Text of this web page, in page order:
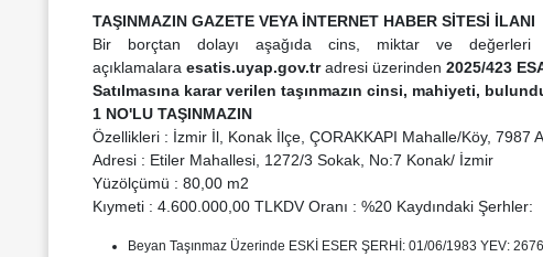
TAŞINMAZIN GAZETE VEYA İNTERNET HABER SİTESİ İLANI
Bir borçtan dolayı aşağıda cins, miktar ve değerleri
açıklamalara esatis.uyap.gov.tradresi üzerinden 2025/423
Satılmasına karar verilen taşınmazın cinsi, mahiyeti,
1 NO'LU TAŞINMAZIN
Özellikleri : İzmir İl, Konak İlçe, ÇORAKKAPI Mahalle/Köy, 7987
Adresi : Etiler Mahallesi, 1272/3 Sokak, No:7 Konak/ İzmir
Yüzölçümü : 80,00 m2
Kıymeti : 4.600.000,00 TLKDV Oranı : %20 Kaydındaki Şerhler:
Beyan Taşınmaz Üzerinde ESKİ ESER ŞERHİ: 01/06/1983 YEV: 2676